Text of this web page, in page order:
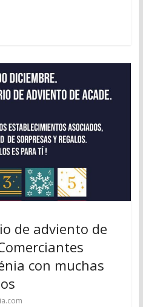
de adviento de
con muchas